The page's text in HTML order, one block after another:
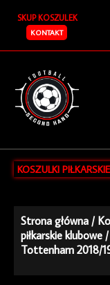
treści
SKUP KOSZULEK
KONTAKT
KOSZULKI PIŁKARSKIE
Strona główna /
piłkarskie klubowe /
Tottenham 2018/